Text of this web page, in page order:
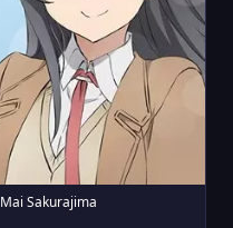
Mai Sakurajima